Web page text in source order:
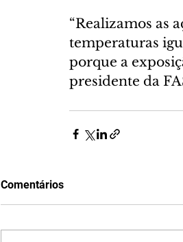
“Realizamos as
temperaturas
porque a
presidente da
Comentários